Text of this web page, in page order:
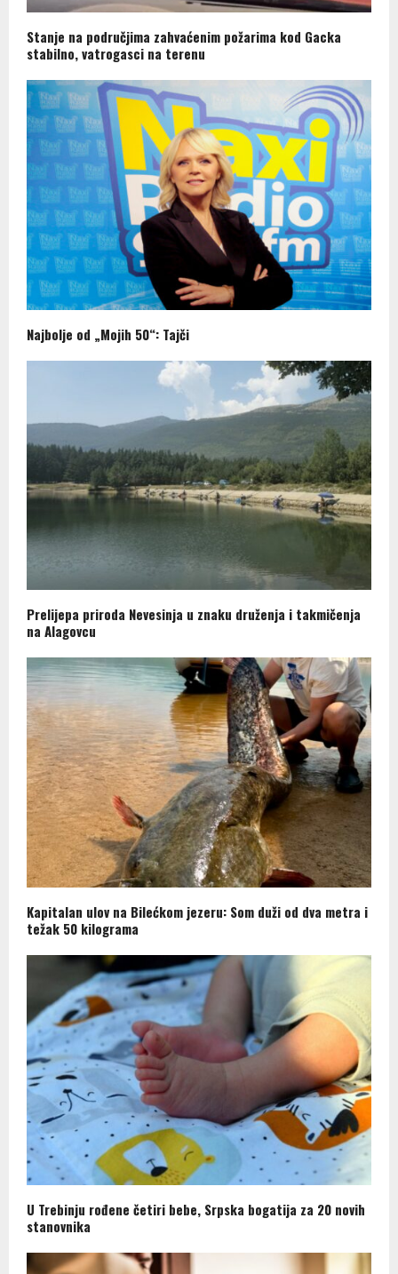
Stanje na područjima zahvaćenim požarima kod Gacka
stabilno, vatrogasci na terenu
Najbolje od „Mojih 50“: Tajči
Prelijepa priroda Nevesinja u znaku druženja i takmičenja
na Alagovcu
Kapitalan ulov na Bilećkom jezeru: Som duži od dva metra i
težak 50 kilograma
U Trebinju rođene četiri bebe, Srpska bogatija za 20 novih
stanovnika